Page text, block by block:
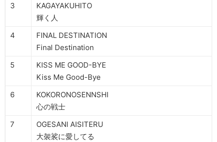
3
KAGAYAKUHITO
輝く人
4
FINAL DESTINATION
Final Destination
5
KISS ME GOOD-BYE
Kiss Me Good-Bye
6
KOKORONOSENNSHI
心の戦士
7
OGESANI AISITERU
大袈裟に愛してる